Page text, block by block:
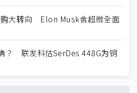
购大转向 Elon Musk舍超微全面
？ 联发科估SerDes 448G为铜